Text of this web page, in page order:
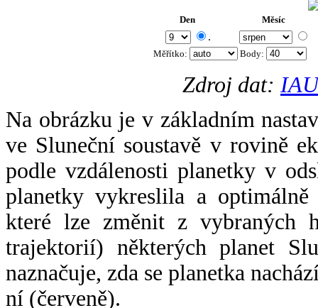
Den Měsíc
.
Měřítko: Body:
Zdroj dat:
Na obrázku je v základním
ve Sluneční soustavě v rovině
podle vzdálenosti planetky v
planetky vykreslila a
které lze změnit z vybraných
trajektorií) některých planet
naznačuje, zda se planetka
ní (červeně).